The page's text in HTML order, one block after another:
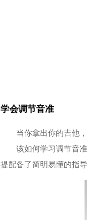
学会调节音准
当你拿出你的吉他，
该如何学习调节音准
提配备了简明易懂的指